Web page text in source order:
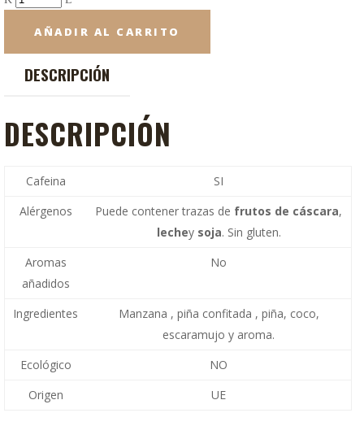
AÑADIR AL CARRITO
DESCRIPCIÓN
DESCRIPCIÓN
Cafeina
SI
Alérgenos
Puede contener trazas de frutos de cáscara,
lechey soja. Sin gluten.
Aromas
añadidos
No
Ingredientes
Manzana , piña confitada , piña, coco,
escaramujo y aroma.
Ecológico
NO
Origen
UE